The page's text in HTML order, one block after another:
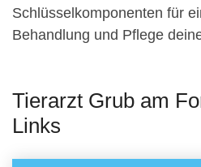
Schlüsselkomponenten für
Behandlung und Pflege
Tierarzt Grub am
Links